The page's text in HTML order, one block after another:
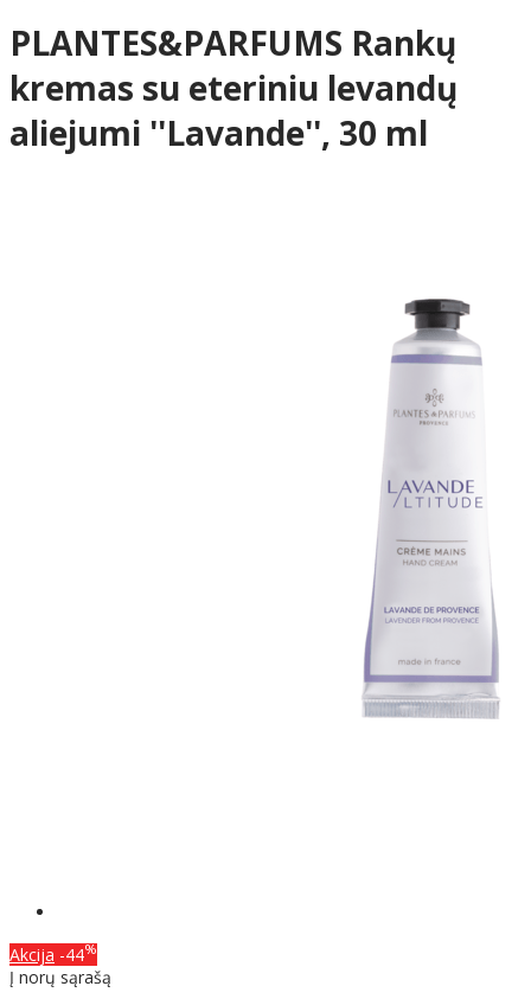
PLANTES&PARFUMS Rankų
kremas su eteriniu levandų
aliejumi ''Lavande'', 30 ml
Akcija -44%
Į norų sąrašą